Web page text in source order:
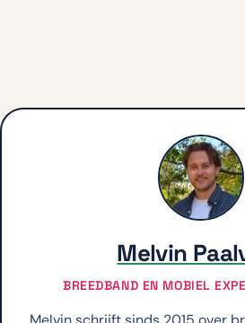
Melvin
BREEDBAND EN MOBIEL